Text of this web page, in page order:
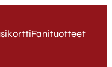
Fanituotteet